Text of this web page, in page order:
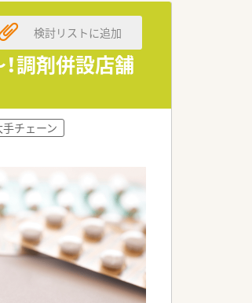
調剤併設店舗
検討リストに追加
手チェーン